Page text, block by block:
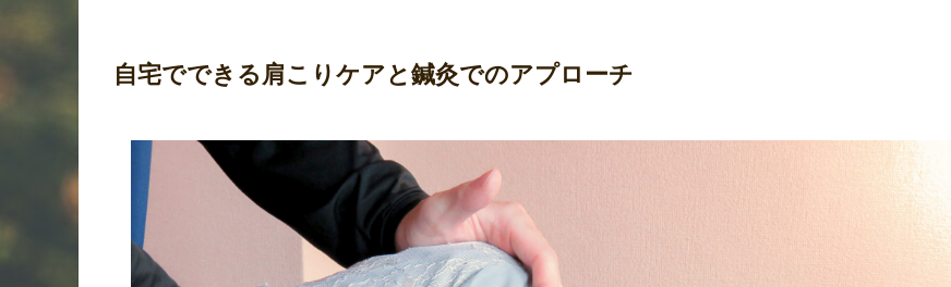
自宅でできる肩こりケアと鍼灸でのアプローチ